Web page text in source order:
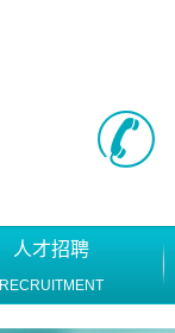
人才招聘
RECRUITMENT